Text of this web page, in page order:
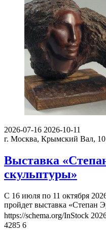
2026-07-16 2026-10-11
г. Москва, Крымский Вал, 10
Выставка
скульптуры»
С 16 июля по 11 октября
пройдет выставка «Степан
https://schema.org/InStock
4285 6